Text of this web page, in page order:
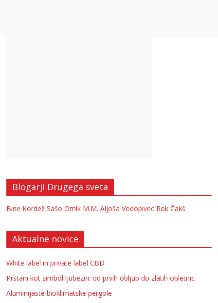
Blogarji Drugega sveta
Bine Kordež Sašo Ornik M.M. Aljoša Vodopivec Rok Čakš
Aktualne novice
White label in private label CBD
Prstani kot simbol ljubezni: od prvih obljub do zlatih obletnic
Aluminijaste bioklimatske pergole